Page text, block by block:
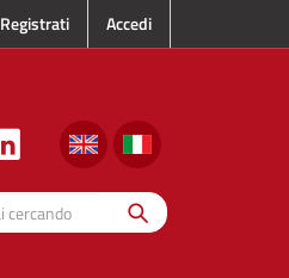
Registrati Accedi
Cerca